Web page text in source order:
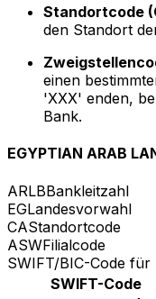
Standortcode
den Standort
einen
'XXX' enden,
Bank.
EGYPTIAN ARAB
ARLBBankleitzahl
EGLandesvorwahl
CAStandortcode
ASWFilialcode
SWIFT/BIC-Code
SWIFT-Code